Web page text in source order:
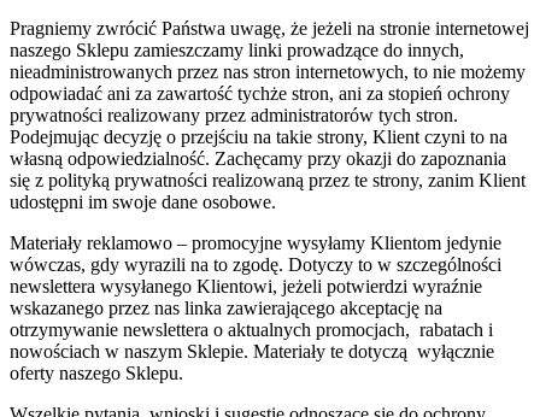
Pragniemy zwrócić Państwa uwagę, że jeżeli na stronie internetowej
naszego Sklepu zamieszczamy linki prowadzące do innych,
nieadministrowanych przez nas stron internetowych, to nie możemy
odpowiadać ani za zawartość tychże stron, ani za stopień ochrony
prywatności realizowany przez administratorów tych stron.
Podejmując decyzję o przejściu na takie strony, Klient czyni to na
własną odpowiedzialność. Zachęcamy przy okazji do zapoznania
się z polityką prywatności realizowaną przez te strony, zanim Klient
udostępni im swoje dane osobowe.
Materiały reklamowo – promocyjne wysyłamy Klientom jedynie
wówczas, gdy wyrazili na to zgodę. Dotyczy to w szczególności
newslettera wysyłanego Klientowi, jeżeli potwierdzi wyraźnie
wskazanego przez nas linka zawierającego akceptację na
otrzymywanie newslettera o aktualnych promocjach, rabatach i
nowościach w naszym Sklepie. Materiały te dotyczą wyłącznie
oferty naszego Sklepu.